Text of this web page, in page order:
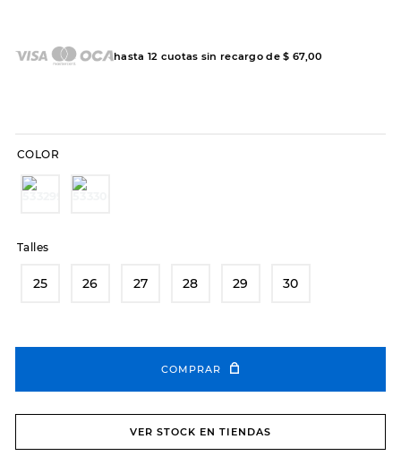
hasta 12 cuotas sin recargo de$ 67, 00
COLOR
Talles
25 26 27 28 29 30
COMPRAR
VER STOCK EN TIENDAS